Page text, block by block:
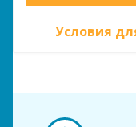
Условия